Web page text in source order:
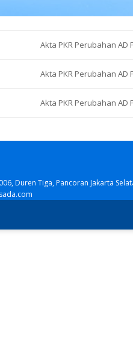
Akta PKR Perubahan AD
Akta PKR Perubahan AD
Akta PKR Perubahan AD
Duren Tiga, Pancoran Jakarta